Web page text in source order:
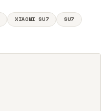
XIAOMI SU7
SU7